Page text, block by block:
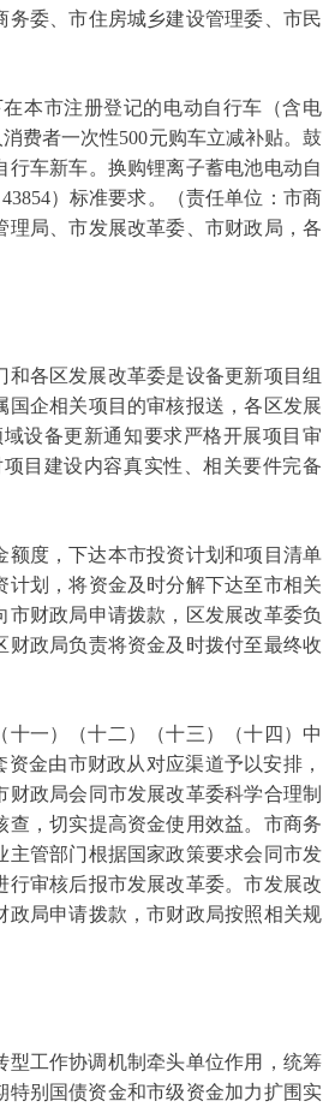
委、市住房城乡建设管理委、市民
本市注册登记的电动自行车（含电
费者一次性500元购车立减补贴。鼓
车新车。换购锂离子蓄电池电动自
）标准要求。（责任单位：市商
局、市发展改革委、市财政局，各
各区发展改革委是设备更新项目组
企相关项目的审核报送，各区发展
设备更新通知要求严格开展项目审
目建设内容真实性、相关要件完备
度，下达本市投资计划和项目清单
划，将资金及时分解下达至市相关
财政局申请拨款，区发展改革委负
政局负责将资金及时拨付至最终收
一）（十二）（十三）（十四）中
金由市财政从对应渠道予以安排，
政局会同市发展改革委科学合理制
，切实提高资金使用效益。市商务
管部门根据国家政策要求会同市发
审核后报市发展改革委。市发展改
局申请拨款，市财政局按照相关规
工作协调机制牵头单位作用，统筹
特别国债资金和市级资金加力扩围实